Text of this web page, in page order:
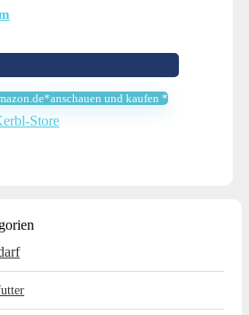
und kaufen *
Store